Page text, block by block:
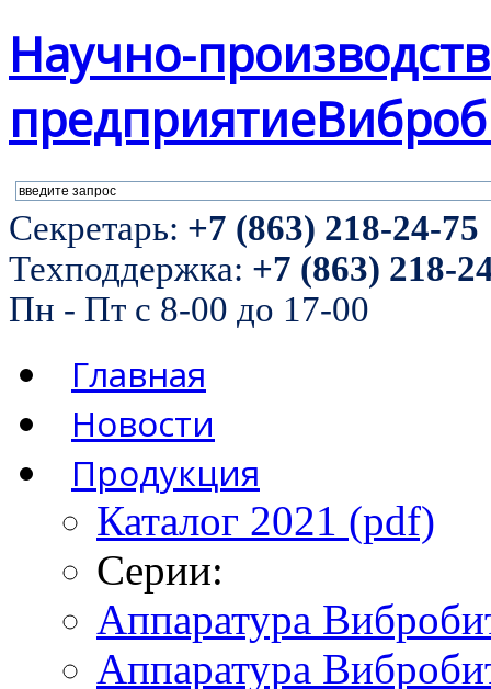
Научно-
предприятие
Секретарь: +7 (863) 218-24-75
Техподдержка: +7 (863) 218-
Пн - Пт с 8-00 до 17-00
Главная
Новости
Продукция
Каталог 2021 (pdf)
Серии:
Аппаратура
Аппаратура